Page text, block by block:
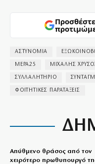
ΑΣΤΥΝΟΜΙΑ
ΜΕΡΑ25 ΜΙΧΑΛΗΣ
ΣΥΛΛΑΛΗΤΗΡΙΟ
ΦΟΙΤΗΤΙΚΕΣ ΠΑΡΑΤΑΞΕΙΣ
Απύθμενο θράσος από τον
χειρότερο πρωθυπουργό